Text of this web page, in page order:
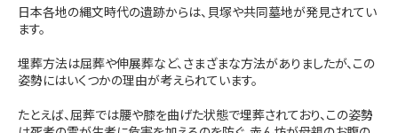
日本各地の縄文時代の遺跡からは、貝塚や共同墓地が発見されてい
ます。
埋葬方法は屈葬や伸展葬など、さまざまな方法がありましたが、この
姿勢にはいくつかの理由が考えられています。
たとえば、屈葬では腰や膝を曲げた状態で埋葬されており、この姿勢